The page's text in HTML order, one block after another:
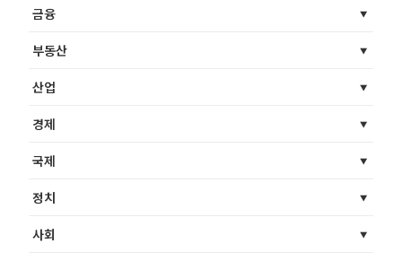
금융
부동산
산업
경제
국제
정치
사회